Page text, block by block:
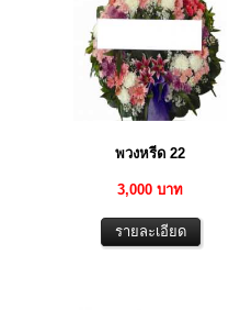
พวงหรีด 22
3,000 บาท